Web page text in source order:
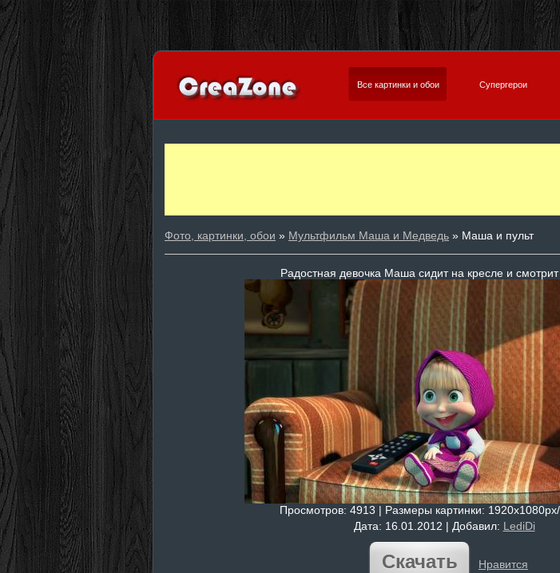
Все картинки и обои Супергерои
Фото, картинки, обои » Мультфильм Маша и Медведь » Маша и пульт
Радостная девочка Маша сидит на кресле и смотрит
Просмотров: 4913 | Размеры картинки:
Дата: 16.01.2012 | Добавил: LediDi
Скачать Нравится